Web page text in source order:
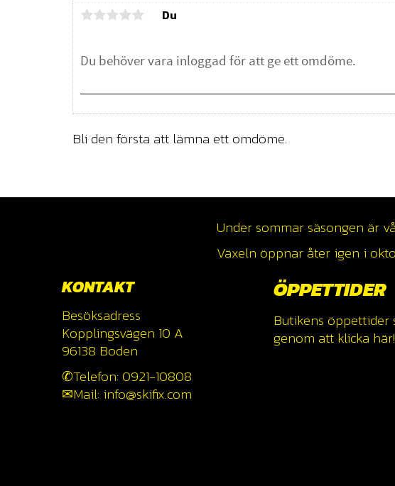
Du
Bli den första att lämna ett omdöme.
Under sommar säsongen är
Växeln öppnar åter igen i
KONTAKT
Besöksadress
Kopplingsvägen 10 A
96138 Boden
✆Telefon: 0921-10808
✉Mail: info@skifix.com
ÖPPETTIDER
Butikens öppettider
genom att klicka här!